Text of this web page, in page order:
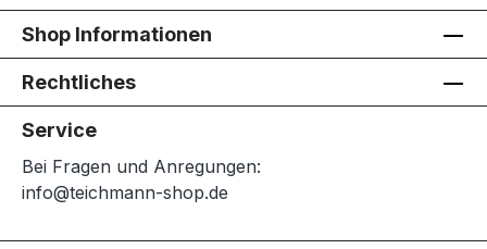
Shop Informationen
Rechtliches
Service
Bei Fragen und Anregungen:
info@teichmann-shop.de